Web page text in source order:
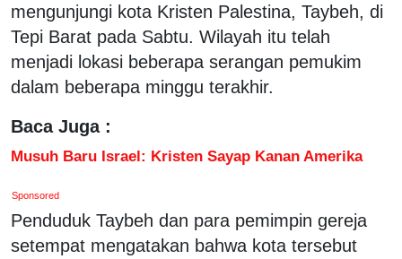
mengunjungi kota Kristen Palestina, Taybeh, di
Tepi Barat pada Sabtu. Wilayah itu telah
menjadi lokasi beberapa serangan pemukim
dalam beberapa minggu terakhir.
Baca Juga :
Musuh Baru Israel: Kristen Sayap Kanan Amerika
Sponsored
Penduduk Taybeh dan para pemimpin gereja
setempat mengatakan bahwa kota tersebut